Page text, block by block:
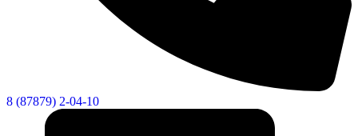
8 (87879) 2-04-10